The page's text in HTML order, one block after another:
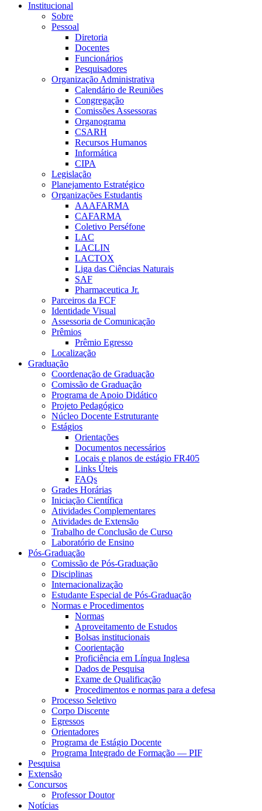
Institucional
Sobre
Pessoal
Diretoria
Docentes
Funcionários
Pesquisadores
Organização Administrativa
Calendário de Reuniões
Congregação
Comissões Assessoras
Organograma
CSARH
Recursos Humanos
Informática
CIPA
Legislação
Planejamento Estratégico
Organizações Estudantis
AAAFARMA
CAFARMA
Coletivo Perséfone
LAC
LACLIN
LACTOX
Liga das Ciências Naturais
SAF
Pharmaceutica Jr.
Parceiros da FCF
Identidade Visual
Assessoria de Comunicação
Prêmios
Prêmio Egresso
Localização
Graduação
Coordenação de Graduação
Comissão de Graduação
Programa de Apoio Didático
Projeto Pedagógico
Núcleo Docente Estruturante
Estágios
Orientações
Documentos necessários
Locais e planos de estágio FR405
Links Úteis
FAQs
Grades Horárias
Iniciação Científica
Atividades Complementares
Atividades de Extensão
Trabalho de Conclusão de Curso
Laboratório de Ensino
Pós-Graduação
Comissão de Pós-Graduação
Disciplinas
Internacionalização
Estudante Especial de Pós-Graduação
Normas e Procedimentos
Normas
Aproveitamento de Estudos
Bolsas institucionais
Coorientação
Proficiência em Língua Inglesa
Dados de Pesquisa
Exame de Qualificação
Procedimentos e normas para a defesa
Processo Seletivo
Corpo Discente
Egressos
Orientadores
Programa de Estágio Docente
Programa Integrado de Formação — PIF
Pesquisa
Extensão
Concursos
Professor Doutor
Notícias